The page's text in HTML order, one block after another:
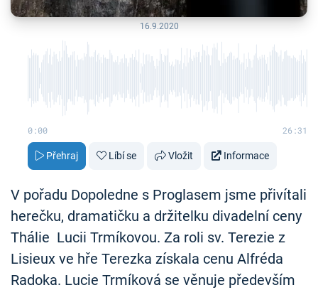
16.9.2020
0:00 26:31
Přehraj Líbí se Vložit Informace
V pořadu Dopoledne s Proglasem jsme přivítali
herečku, dramatičku a držitelku divadelní ceny
Thálie Lucii Trmíkovou. Za roli sv. Terezie z
Lisieux ve hře Terezka získala cenu Alfréda
Radoka. Lucie Trmíková se věnuje především